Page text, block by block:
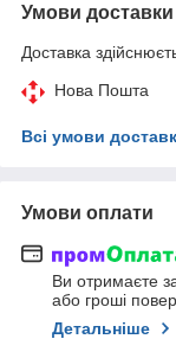
Умови доставки
Доставка
Нова Пошта
Всі умови
Умови оплати
Ви отримаєте
або гроші
Детальніше